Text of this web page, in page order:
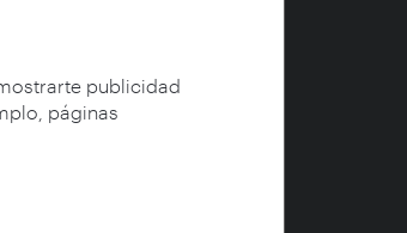
publicidad
páginas